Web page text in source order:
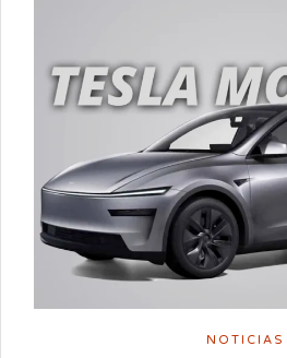
NOTICIAS